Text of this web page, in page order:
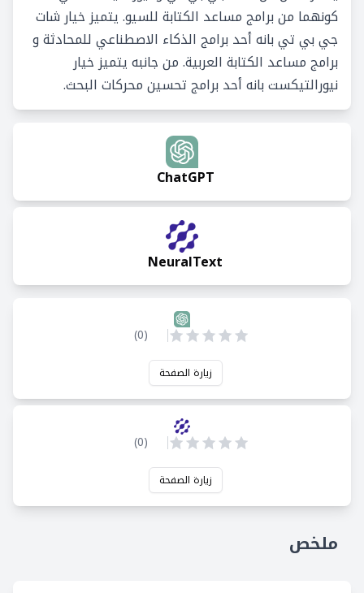
كونهما من برامج مساعد الكتابة للسيو. يتميز خيار شات
جي بي تي بانه أحد برامج الذكاء الاصطناعي للمحادثة و
برامج مساعد الكتابة العربية. من جانبه يتميز خيار
نيورالتيكست بانه أحد برامج تحسين محركات البحث.
ChatGPT
NeuralText
(
0
)
زيارة الصفحة
(
0
)
زيارة الصفحة
ملخص